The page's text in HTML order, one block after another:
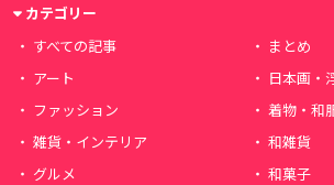
カテゴリー
すべての記事
まとめ
アート
日本画・
ファッション
着物・和
雑貨・インテリア
和雑貨
グルメ
和菓子